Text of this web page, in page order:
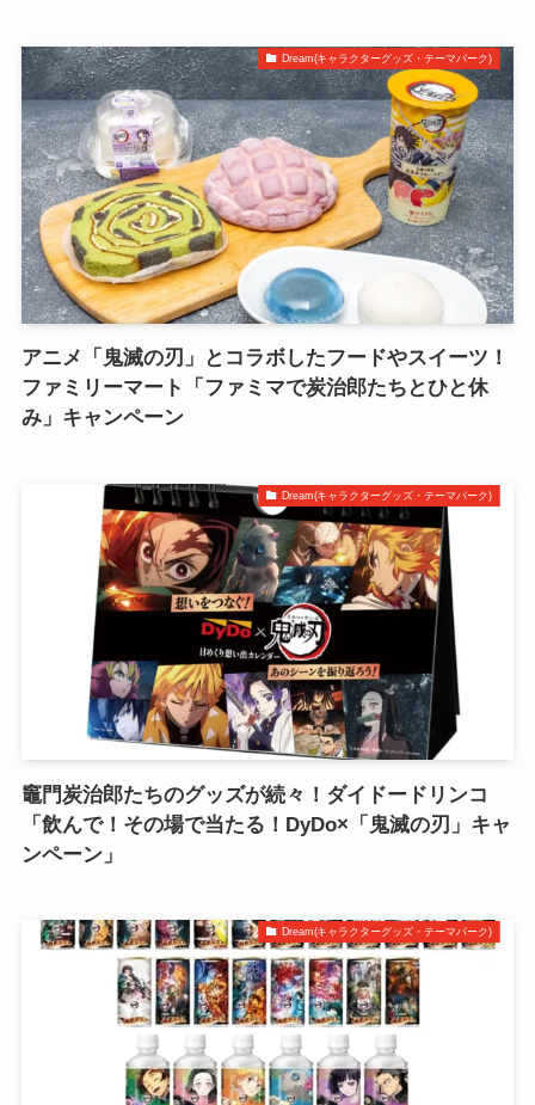
Dream(キャラクターグッズ・テーマパーク)
アニメ「鬼滅の刃」とコラボしたフードやスイーツ！
ファミリーマート「ファミマで炭治郎たちとひと休
み」キャンペーン
Dream(キャラクターグッズ・テーマパーク)
竈門炭治郎たちのグッズが続々！ダイドードリンコ
「飲んで！その場で当たる！DyDo×「鬼滅の刃」キャ
ンペーン」
Dream(キャラクターグッズ・テーマパーク)